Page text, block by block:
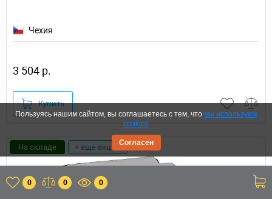
Чехия
3 504 р.
Купить
На складе + еще акции
0 0 0
Пользуясь нашим сайтом, вы соглашаетесь с тем, что мы используем
cookies
Согласен